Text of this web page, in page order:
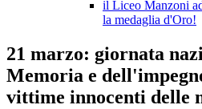
il Liceo Manzoni
la medaglia d'Oro!
21 marzo: giornata
Memoria e
vittime innocenti delle